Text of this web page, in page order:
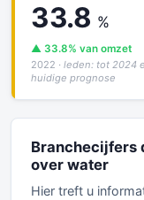
33.8 %
▲ 33.8% van omzet
2022 · leden: tot 2024
huidige prognose
Branchecijfers
over water
Hier treft u